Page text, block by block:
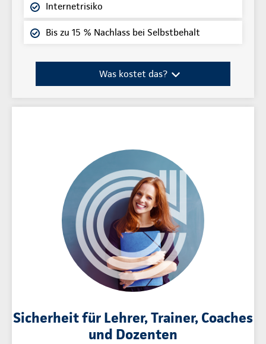
Internetrisiko
Bis zu 15 % Nachlass bei Selbstbehalt
Was kostet das?
Sicherheit für Lehrer, Trainer, Coaches
und Dozenten